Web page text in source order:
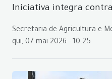
Iniciativa integra
Secretaria de Agricultura e
qui, 07 mai 2026 - 10:25